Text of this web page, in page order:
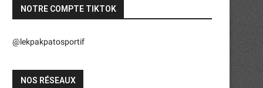
NOTRE COMPTE TIKTOK
@lekpakpatosportif
NOS RÉSEAUX